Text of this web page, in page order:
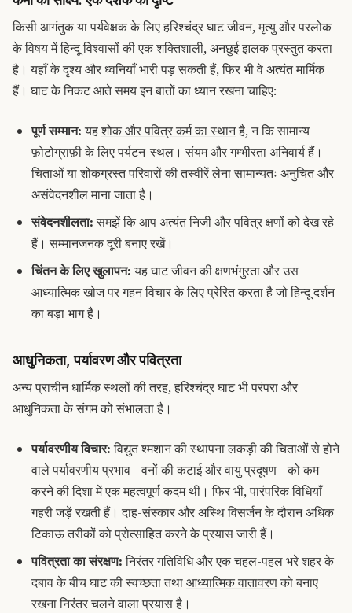
किसी आगंतुक या पर्यवेक्षक के लिए हरिश्चंद्र घाट जीवन, मृत्यु और परलोक
के विषय में हिन्दू विश्वासों की एक शक्तिशाली, अनछुई झलक प्रस्तुत करता
है। यहाँ के दृश्य और ध्वनियाँ भारी पड़ सकती हैं, फिर भी वे अत्यंत मार्मिक
हैं। घाट के निकट आते समय इन बातों का ध्यान रखना चाहिए:
पूर्ण सम्मान:यहशोक और पवित्र कर्म का स्थानहै, न कि सामान्य
फ़ोटोग्राफ़ी के लिए पर्यटन-स्थल। संयम और गम्भीरता अनिवार्य हैं।
चिताओं या शोकग्रस्त परिवारों की तस्वीरें लेना सामान्यतः अनुचित और
असंवेदनशील माना जाता है।
संवेदनशीलता:समझें कि आप अत्यंत निजी और पवित्र क्षणों को देख रहे
हैं। सम्मानजनक दूरी बनाए रखें।
चिंतन के लिए खुलापन:यह घाट जीवन की क्षणभंगुरता और उस
आध्यात्मिक खोज पर गहन विचार के लिए प्रेरित करता है जो हिन्दू दर्शन
का बड़ा भाग है।
आधुनिकता, पर्यावरण और पवित्रता
अन्य प्राचीन धार्मिक स्थलों की तरह, हरिश्चंद्र घाट भी परंपरा और
आधुनिकता के संगम को संभालता है।
पर्यावरणीय विचार:विद्युत श्मशान की स्थापना लकड़ी की चिताओं से होने
वाले पर्यावरणीय प्रभाव—वनों की कटाई और वायु प्रदूषण—को कम
करने की दिशा में एक महत्वपूर्ण कदम थी। फिर भी, पारंपरिक विधियाँ
गहरी जड़ें रखती हैं।दाह-संस्कार और अस्थि विसर्जन के दौरान अधिक
टिकाऊ तरीकों को प्रोत्साहित करने के प्रयास जारी हैं।
पवित्रता का संरक्षण:निरंतर गतिविधि और एक चहल-पहल भरे शहर के
दबाव के बीच घाट की स्वच्छता तथाआध्यात्मिक वातावरणको बनाए
रखना निरंतर चलने वाला प्रयास है।